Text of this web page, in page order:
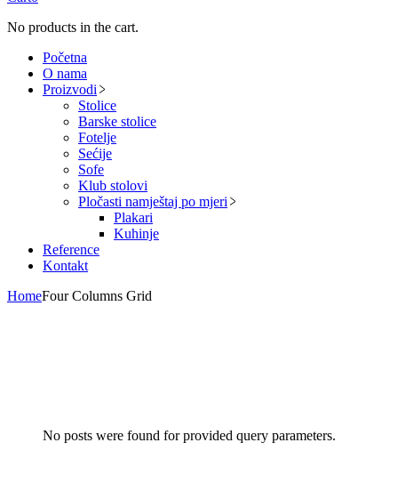
No products in the cart.
Početna
O nama
Proizvodi
Stolice
Barske stolice
Fotelje
Sećije
Sofe
Klub stolovi
Pločasti namještaj po mjeri
Plakari
Kuhinje
Reference
Kontakt
HomeFour Columns Grid
No posts were found for provided query parameters.